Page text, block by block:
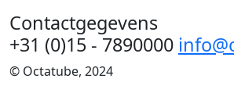
Contactgegevens
+31 (0)15 - 7890000
© Octatube, 2024